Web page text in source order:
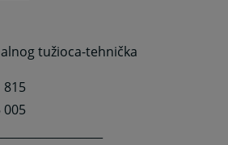
tužioca-tehnička
815
005